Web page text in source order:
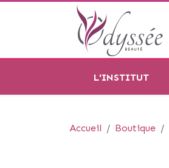
L'INSTITUT
Accueil Boutique